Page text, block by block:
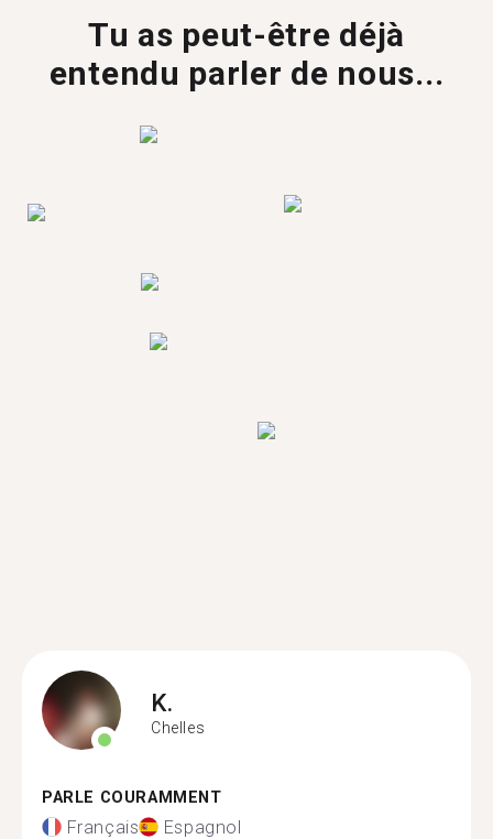
Tu as peut-être déjà
entendu parler de nous...
K.
Chelles
PARLE COURAMMENT
Français Espagnol